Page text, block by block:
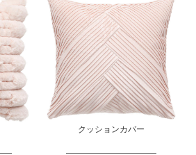
クッションカバー